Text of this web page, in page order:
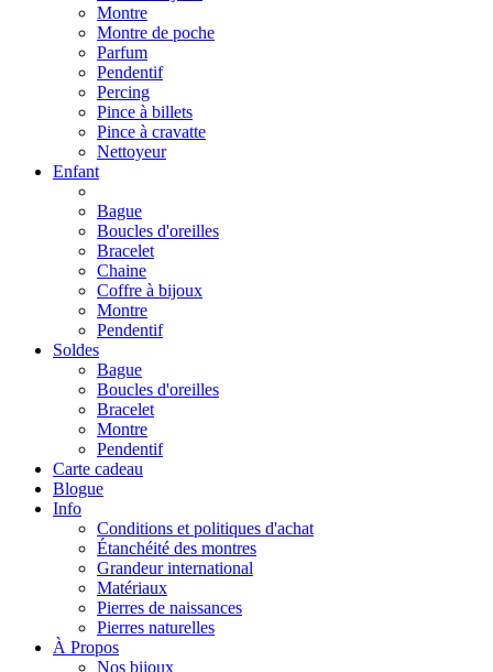
Montre
Montre de poche
Parfum
Pendentif
Percing
Pince à billets
Pince à cravatte
Nettoyeur
Enfant
Bague
Boucles d'oreilles
Bracelet
Chaine
Coffre à bijoux
Montre
Pendentif
Soldes
Bague
Boucles d'oreilles
Bracelet
Montre
Pendentif
Carte cadeau
Blogue
Info
Conditions et politiques d'achat
Étanchéité des montres
Grandeur international
Matériaux
Pierres de naissances
Pierres naturelles
À Propos
Nos bijoux